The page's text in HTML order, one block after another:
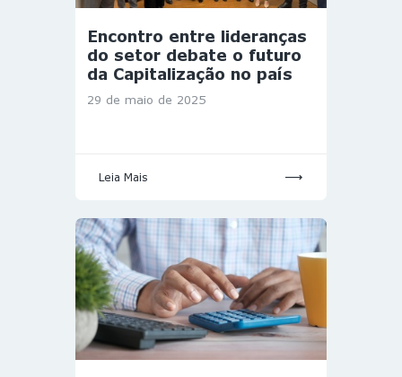
Encontro entre lideranças
do setor debate o futuro
da Capitalização no país
29 de maio de 2025
Leia Mais